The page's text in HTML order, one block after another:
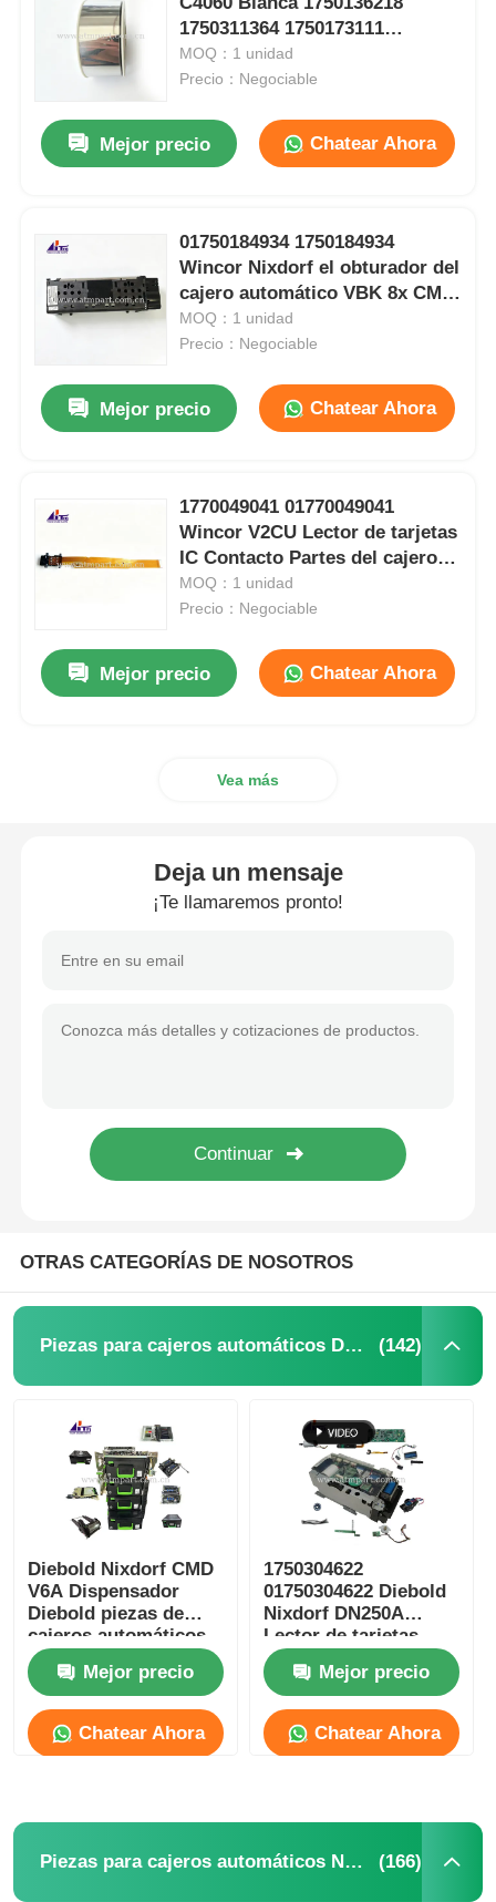
Glory NMD piezas ATM
Partes de cajeros automáticos OKI
Aceptador de billetes
Sortador de billetes
contador de la cuenta
Repuestos para cajeros automáticos
cajero automático
1750311364 1750173111
1750126344
MOQ：1 unidad
Precio：Negociable
Mejor precio Chatear Ahora
01750184934 1750184934
Wincor Nixdorf el obturador del
cajero automático VBK 8x CMD
FL
MOQ：1 unidad
Precio：Negociable
Mejor precio Chatear Ahora
1770049041 01770049041
Wincor V2CU Lector de tarjetas
IC Contacto Partes del cajero
automático
MOQ：1 unidad
Precio：Negociable
Mejor precio Chatear Ahora
Vea más
Deja un mensaje
¡Te llamaremos pronto!
OTRAS CATEGORÍAS DE NOSOTROS
Piezas para cajeros automáticos Diebold (142)
Diebold Nixdorf CMD
V6A Dispensador
Diebold piezas de
cajeros automáticos
DN250A Bancos
piezas de máquinas
de cajeros
automáticos
Mejor precio
Chatear Ahora
1750304622
01750304622 Diebold
Nixdorf DN250A
Lector de tarjetas
ICT3H5-3AD2792
Automáticos de
cajeros automáticos
Mejor precio
Chatear Ahora
Piezas para cajeros automáticos NCR (166)